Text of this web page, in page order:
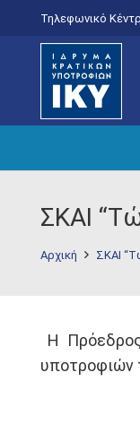
Τηλεφωνικό
ΣΚΑΙ
Αρχική ΣΚΑΙ
Η
υποτροφιών